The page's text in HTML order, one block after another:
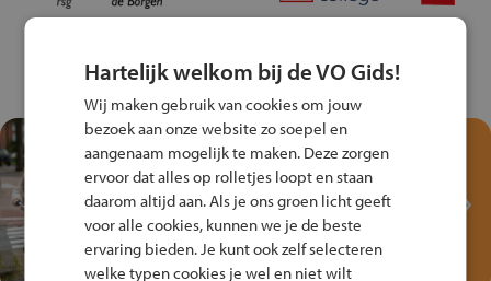
Test je kennis met het
Fiets Veilig
Verkeersspel!
Speel het Fiets Veilig Verkeersspel
en win een Cortina-fiets!
Hartelijk welkom bij de VO Gids!
Wij maken gebruik van cookies om jouw
bezoek aan onze website zo soepel en
aangenaam mogelijk te maken. Deze zorgen
ervoor dat alles op rolletjes loopt en staan
daarom altijd aan. Als je ons groen licht geeft
voor alle cookies, kunnen we je de beste
ervaring bieden. Je kunt ook zelf selecteren
welke typen cookies je wel en niet wilt